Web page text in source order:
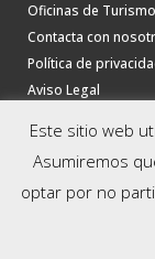
Oficinas de Turismo
Contacta con
Política de
Aviso Legal
Este sitio web
Asumiremos
optar por no